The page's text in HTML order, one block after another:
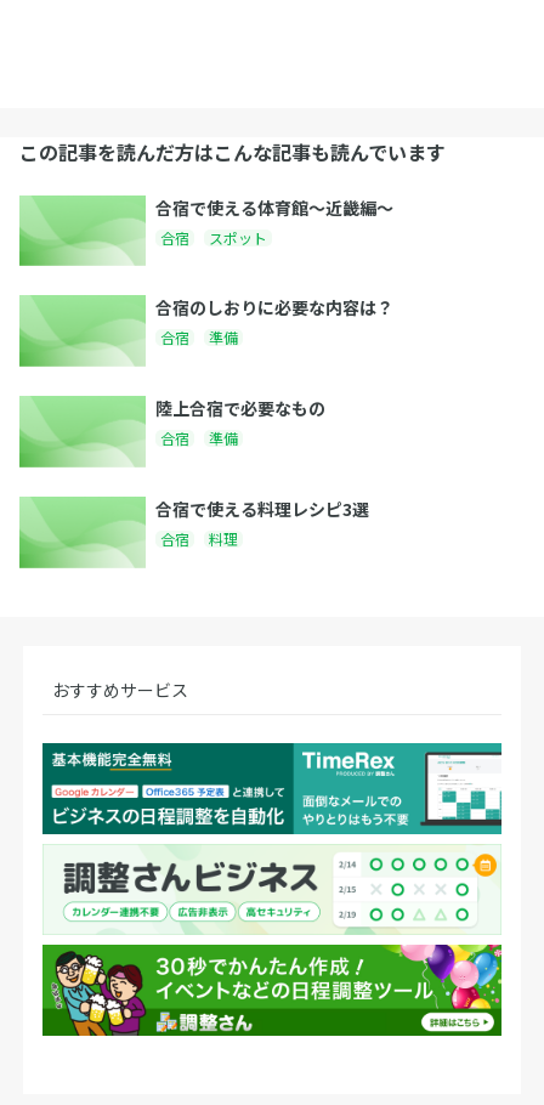
この記事を読んだ方はこんな記事も読んでいます
合宿で使える体育館〜近畿編〜
合宿 スポット
合宿のしおりに必要な内容は？
合宿 準備
陸上合宿で必要なもの
合宿 準備
合宿で使える料理レシピ3選
合宿 料理
おすすめサービス